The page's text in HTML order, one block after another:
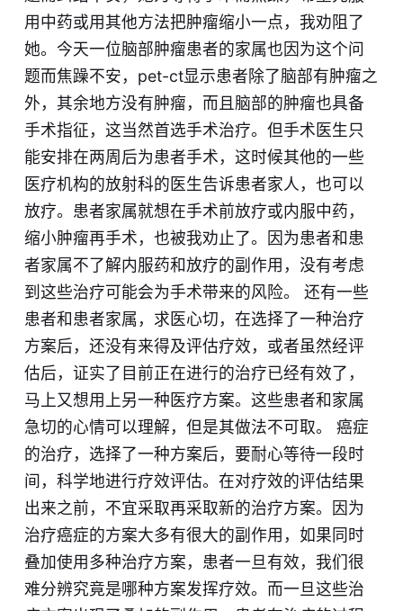
用中药或用其他方法把肿瘤缩小一点，我劝阻了
她。今天一位脑部肿瘤患者的家属也因为这个问
题而焦躁不安，pet-ct显示患者除了脑部有肿瘤之
外，其余地方没有肿瘤，而且脑部的肿瘤也具备
手术指征，这当然首选手术治疗。但手术医生只
能安排在两周后为患者手术，这时候其他的一些
医疗机构的放射科的医生告诉患者家人，也可以
放疗。患者家属就想在手术前放疗或内服中药，
缩小肿瘤再手术，也被我劝止了。因为患者和患
者家属不了解内服药和放疗的副作用，没有考虑
到这些治疗可能会为手术带来的风险。 还有一些
患者和患者家属，求医心切，在选择了一种治疗
方案后，还没有来得及评估疗效，或者虽然经评
估后，证实了目前正在进行的治疗已经有效了，
马上又想用上另一种医疗方案。这些患者和家属
急切的心情可以理解，但是其做法不可取。 癌症
的治疗，选择了一种方案后，要耐心等待一段时
间，科学地进行疗效评估。在对疗效的评估结果
出来之前，不宜采取再采取新的治疗方案。因为
治疗癌症的方案大多有很大的副作用，如果同时
叠加使用多种治疗方案，患者一旦有效，我们很
难分辨究竟是哪种方案发挥疗效。而一旦这些治